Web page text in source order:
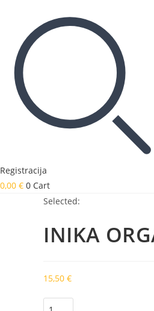
Registracija
0,00 € 0 Cart
Selected:
INIKA
15,50 €
produkto